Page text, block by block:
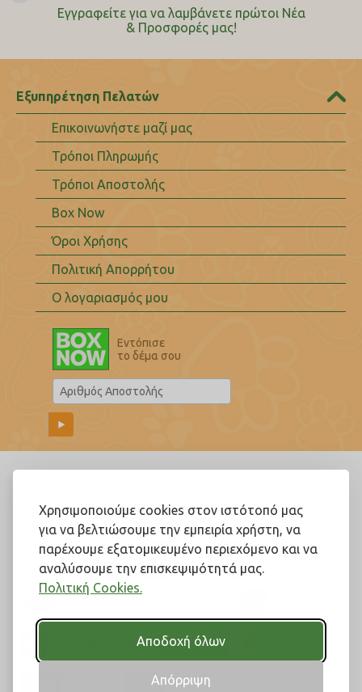
Χρησιμοποιούμε cookies στον ιστότοπό μας
για να βελτιώσουμε την εμπειρία χρήστη, να
παρέχουμε εξατομικευμένο περιεχόμενο και να
αναλύσουμε την επισκεψιμότητά μας.
Πολιτική Cookies.
Αποδοχή όλων
Απόρριψη
Εγγραφείτε για να λαμβάνετε πρώτοι Nέα
& Προσφορές μας!
Εξυπηρέτηση Πελατών
Επικοινωνήστε μαζί μας
Τρόποι Πληρωμής
Τρόποι Αποστολής
Box Now
Όροι Χρήσης
Πολιτική Απορρήτου
Ο λογαριασμός μου
Εντόπισε
το δέμα σου
Ακολουθήστε μας!